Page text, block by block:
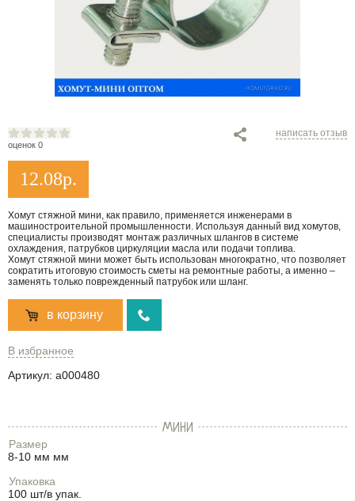
оценок 0
написать отзыв
12.08р.
Хомут стяжной мини, как правило, применяется инженерами в
машиностроительной промышленности. Используя данный вид хомутов,
специалисты производят монтаж различных шлангов в системе
охлаждения, патрубков циркуляции масла или подачи топлива.
Хомут стяжной мини может быть использован многократно, что позволяет
сократить итоговую стоимость сметы на ремонтные работы, а именно –
заменять только поврежденный патрубок или шланг.
в корзину
В избранное
Артикул: a000480
МИНИ
Размер
8-10 мм мм
Упаковка
100 шт/в упак.